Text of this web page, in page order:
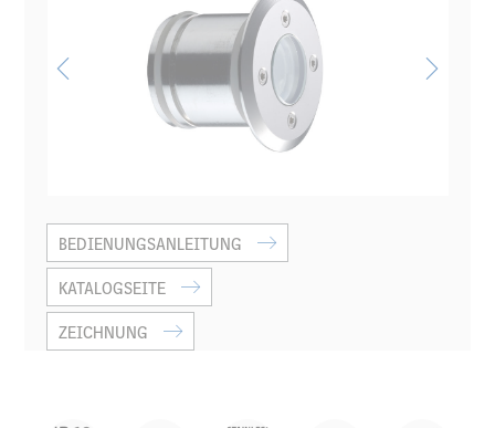
BEDIENUNGSANLEITUNG
KATALOGSEITE
ZEICHNUNG